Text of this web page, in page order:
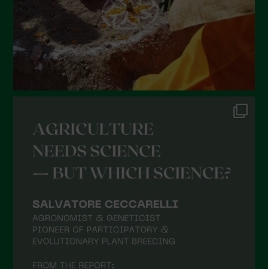
Marzo 2022
Febbraio 2022
Gennaio 2022
Dicembre 2021
Novembre 2021
Settembre 2021
Agosto 2021
Luglio 2021
Aprile 2021